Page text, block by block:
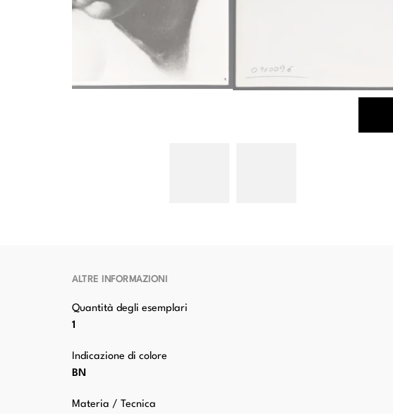
ALTRE INFORMAZIONI
Quantità degli esemplari
1
Indicazione di colore
BN
Materia / Tecnica